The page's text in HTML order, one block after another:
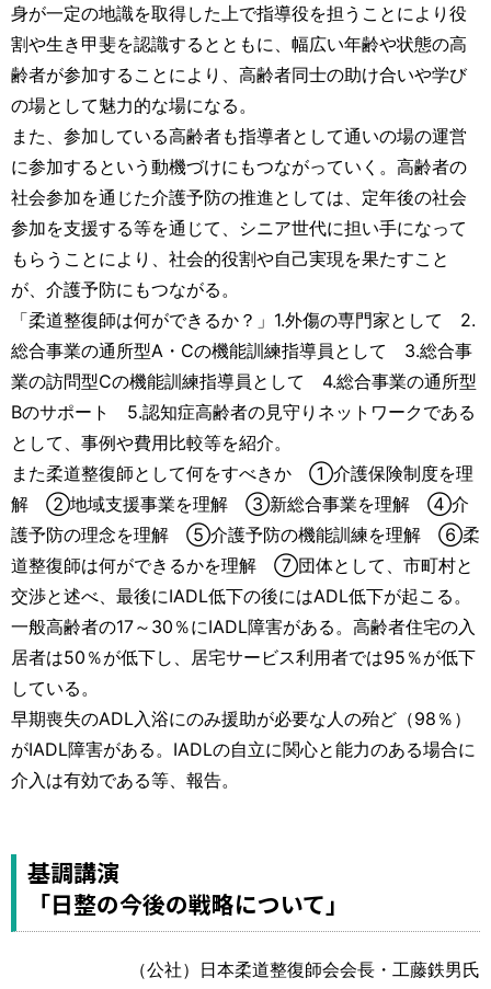
身が一定の地識を取得した上で指導役を担うことにより役
割や生き甲斐を認識するとともに、幅広い年齢や状態の高
齢者が参加することにより、高齢者同士の助け合いや学び
の場として魅力的な場になる。
また、参加している高齢者も指導者として通いの場の運営
に参加するという動機づけにもつながっていく。高齢者の
社会参加を通じた介護予防の推進としては、定年後の社会
参加を支援する等を通じて、シニア世代に担い手になって
もらうことにより、社会的役割や自己実現を果たすこと
が、介護予防にもつながる。
「柔道整復師は何ができるか？」1.外傷の専門家として 2.
総合事業の通所型A・Cの機能訓練指導員として 3.総合事
業の訪問型Cの機能訓練指導員として 4.総合事業の通所型
Bのサポート 5.認知症高齢者の見守りネットワークである
として、事例や費用比較等を紹介。
また柔道整復師として何をすべきか ①介護保険制度を理
解 ②地域支援事業を理解 ③新総合事業を理解 ④介
護予防の理念を理解 ⑤介護予防の機能訓練を理解 ⑥柔
道整復師は何ができるかを理解 ⑦団体として、市町村と
交渉と述べ、最後にIADL低下の後にはADL低下が起こる。
一般高齢者の17～30％にIADL障害がある。高齢者住宅の入
居者は50％が低下し、居宅サービス利用者では95％が低下
している。
早期喪失のADL入浴にのみ援助が必要な人の殆ど（98％）
がIADL障害がある。IADLの自立に関心と能力のある場合に
介入は有効である等、報告。
基調講演
「日整の今後の戦略について」
（公社）日本柔道整復師会会長・工藤鉄男氏